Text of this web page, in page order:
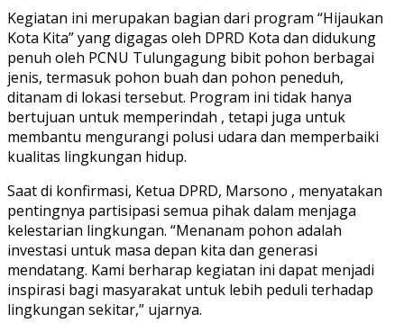
Kegiatan ini merupakan bagian dari program “Hijaukan
Kota Kita” yang digagas oleh DPRD Kota dan didukung
penuh oleh PCNU Tulungagung bibit pohon berbagai
jenis, termasuk pohon buah dan pohon peneduh,
ditanam di lokasi tersebut. Program ini tidak hanya
bertujuan untuk memperindah , tetapi juga untuk
membantu mengurangi polusi udara dan memperbaiki
kualitas lingkungan hidup.
Saat di konfirmasi, Ketua DPRD, Marsono , menyatakan
pentingnya partisipasi semua pihak dalam menjaga
kelestarian lingkungan. “Menanam pohon adalah
investasi untuk masa depan kita dan generasi
mendatang. Kami berharap kegiatan ini dapat menjadi
inspirasi bagi masyarakat untuk lebih peduli terhadap
lingkungan sekitar,” ujarnya.